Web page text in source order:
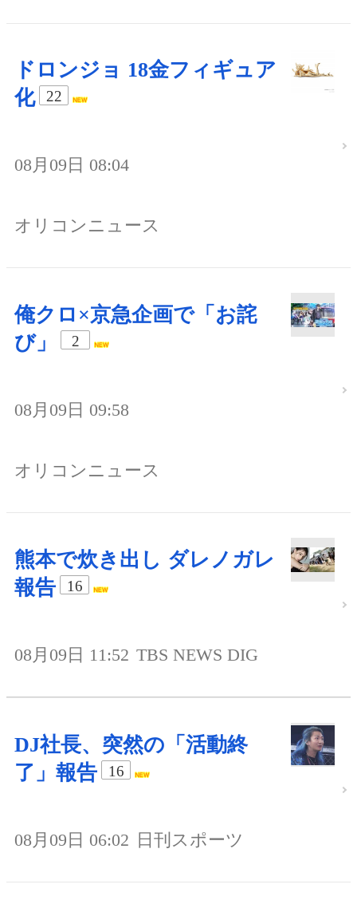
ドロンジョ 18金フィギュア
化
22
08月09日 08:04
オリコンニュース
俺クロ×京急企画で「お詫
び」
2
08月09日 09:58
オリコンニュース
熊本で炊き出し ダレノガレ
報告
16
08月09日 11:52 TBS NEWS DIG
DJ社長、突然の「活動終
了」報告
16
08月09日 06:02 日刊スポーツ